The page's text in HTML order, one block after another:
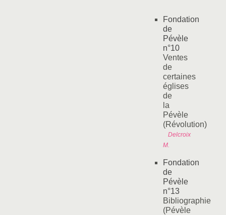
Fondation
de
Pévèle
n°10
Ventes
de
certaines
églises
de
la
Pévèle
(Révolution)
Delcroix
M.
Fondation
de
Pévèle
n°13
Bibliographie
(Pévèle